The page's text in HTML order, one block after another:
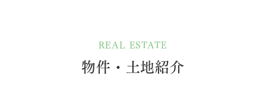
REAL ESTATE
物件・土地紹介